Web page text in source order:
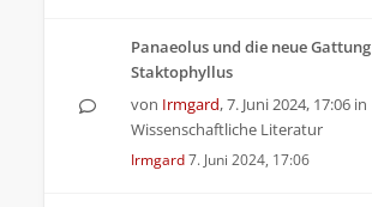
Panaeolus und die neue Gattung
Staktophyllus
von Irmgard,7. Juni 2024, 17:06 in
Wissenschaftliche Literatur
Irmgard7. Juni 2024, 17:06